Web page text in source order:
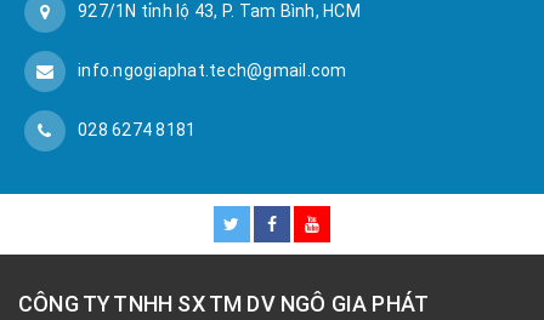
927/1N tỉnh lộ 43, P. Tam Bình, HCM
info.ngogiaphat.tech@gmail.com
028 6274 8181
CÔNG TY TNHH SX TM DV NGÔ GIA PHÁT